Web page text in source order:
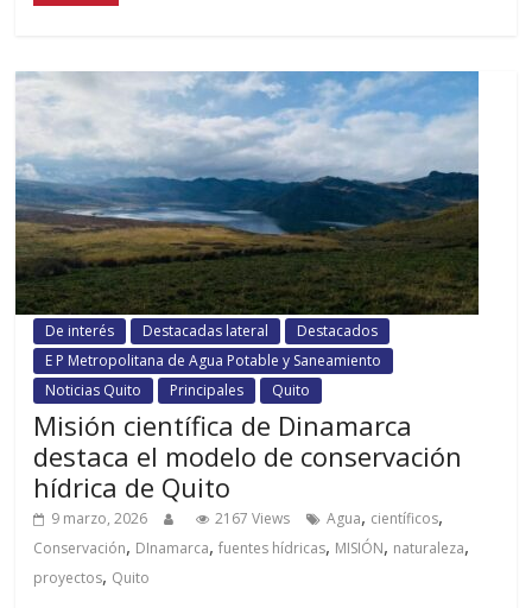
De interés Destacadas lateral
Destacados
E P Metropolitana de Agua Potable y Saneamiento
Noticias Quito
Principales Quito
Misión científica de Dinamarca
destaca el modelo de conservación
hídrica de Quito
9 marzo, 2026 2167 Views Agua, científicos,
Conservación, DInamarca,fuentes hídricas, MISIÓN, naturaleza,
proyectos, Quito